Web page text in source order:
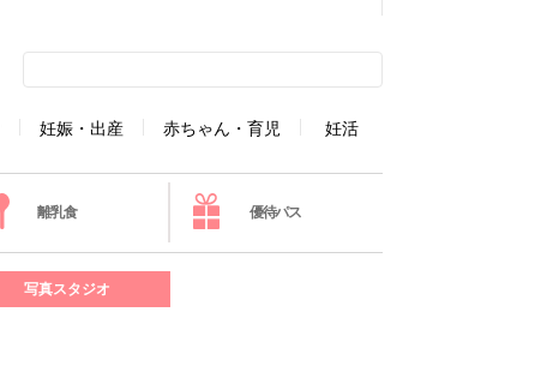
妊娠・出産 赤ちゃん・育児 妊活
離乳食 優待パス
写真スタジオ